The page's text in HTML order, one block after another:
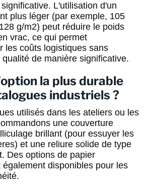
L'utilisation d'un
plus léger (par exemple, 105
g/m2) peut réduire le poids
vrac, ce qui permet
les coûts logistiques sans
de manière significative.
la plus durable
industriels ?
utilisés dans les ateliers ou les
une couverture
brillant (pour essuyer les
et une reliure solide de type
Des options de papier
disponibles pour les